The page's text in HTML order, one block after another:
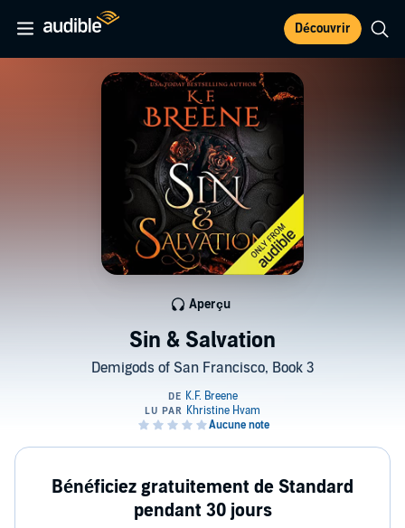
Découvrir
Sin & Salvation
Demigods of San Francisco, Book 3
Aperçu
Bénéficiez gratuitement de Standard
pendant 30 jours